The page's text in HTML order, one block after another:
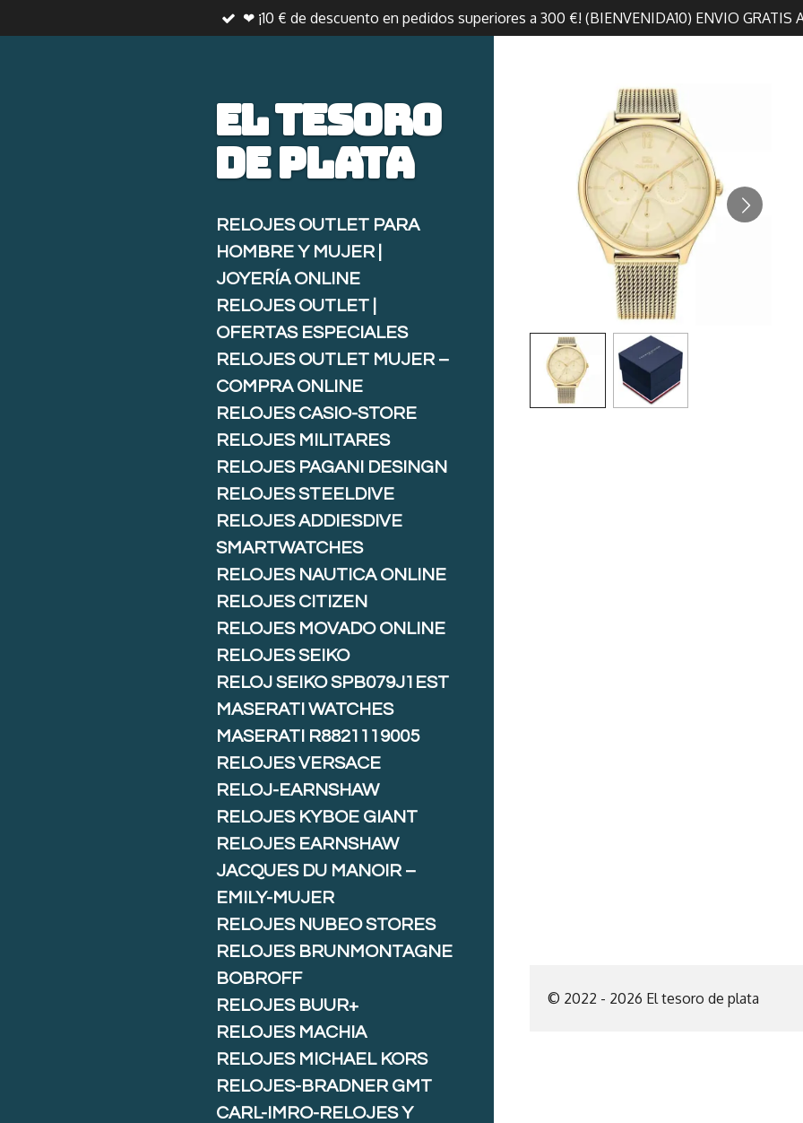
al
❤ ¡10 € de descuento en pedidos superiores a 300 €! (BIENVENIDA10) ENVIO GRATIS
© 2022 - 2026 El tesoro de plata
El tesoro
deplata
RELOJES OUTLET PARA
HOMBRE Y MUJER |
JOYERÍA ONLINE
RELOJES OUTLET |
OFERTAS ESPECIALES
RELOJES OUTLET MUJER –
COMPRA ONLINE
RELOJES CASIO-STORE
RELOJES MILITARES
RELOJES PAGANI DESINGN
RELOJES STEELDIVE
RELOJES ADDIESDIVE
SMARTWATCHES
RELOJES NAUTICA ONLINE
RELOJES CITIZEN
RELOJES MOVADO ONLINE
RELOJES SEIKO
RELOJ SEIKO SPB079J1EST
MASERATI WATCHES
MASERATI R8821119005
RELOJES VERSACE
RELOJ-EARNSHAW
RELOJES KYBOE GIANT
RELOJES EARNSHAW
JACQUES DU MANOIR –
EMILY-MUJER
RELOJES NUBEO STORES
RELOJES BRUNMONTAGNE
BOBROFF
RELOJES BUUR+
RELOJES MACHIA
RELOJES MICHAEL KORS
RELOJES-BRADNER GMT
CARL-IMRO-RELOJES Y